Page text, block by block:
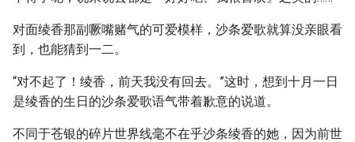
对面绫香那副噘嘴赌气的可爱模样，沙条爱歌就算没亲眼看
到，也能猜到一二。
“对不起了！绫香，前天我没有回去。”这时，想到十月一日
是绫香的生日的沙条爱歌语气带着歉意的说道。
不同于苍银的碎片世界线毫不在乎沙条绫香的她，因为前世